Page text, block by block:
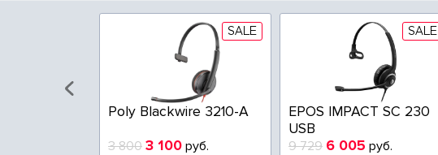
SALE
Poly Blackwire 3210-A
3 800 3 100 руб.
SALE
EPOS IMPACT SC 230
USB
9 729 6 005 руб.